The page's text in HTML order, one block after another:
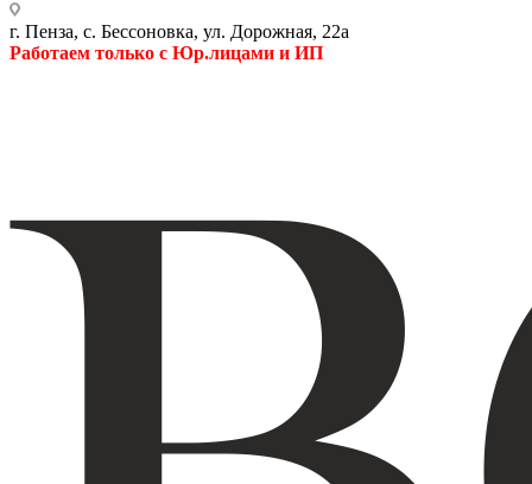
г. Пенза, с. Бессоновка, ул. Дорожная, 22а
Работаем только с Юр.лицами и ИП